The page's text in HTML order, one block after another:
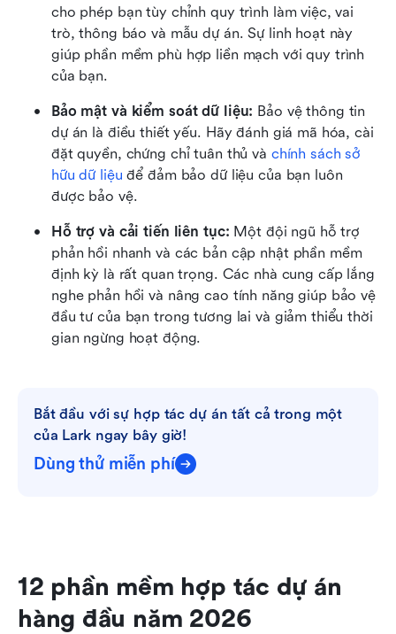
cho phép bạn tùy chỉnh quy trình làm việc, vai
trò, thông báo và mẫu dự án. Sự linh hoạt này
giúp phần mềm phù hợp liền mạch với quy trình
của bạn.
Bảo mật và kiểm soát dữ liệu: Bảo vệ thông tin
dự án là điều thiết yếu. Hãy đánh giá mã hóa, cài
đặt quyền, chứng chỉ tuân thủ và chính sách sở
hữu dữ liệu để đảm bảo dữ liệu của bạn luôn
được bảo vệ.
Hỗ trợ và cải tiến liên tục: Một đội ngũ hỗ trợ
phản hồi nhanh và các bản cập nhật phần mềm
định kỳ là rất quan trọng. Các nhà cung cấp lắng
nghe phản hồi và nâng cao tính năng giúp bảo vệ
đầu tư của bạn trong tương lai và giảm thiểu thời
gian ngừng hoạt động.
Bắt đầu với sự hợp tác dự án tất cả trong một
của Lark ngay bây giờ!
Dùng thử miễn phí
12 phần mềm hợp tác dự án
hàng đầu năm 2026